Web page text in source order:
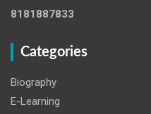
8181887833
Categories
Biography
E-Learning